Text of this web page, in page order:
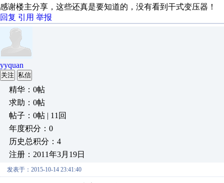
感谢楼主分享，这些还真是要知道的，没有看到干式变压器！
回复 引用 举报
yyquan
关注 私信
精华：0帖
求助：0帖
帖子：0帖 | 11回
年度积分：0
历史总积分：4
注册：2011年3月19日
发表于：2015-10-14 23:41:40